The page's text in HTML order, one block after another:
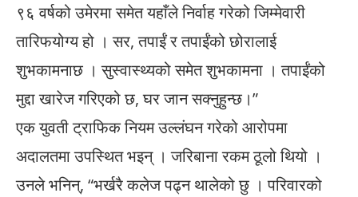
९६ वर्षको उमेरमा समेत यहाँले निर्वाह गरेको जिम्मेवारी
तारिफयोग्य हो । सर, तपाईं र तपाईंको छोरालाई
शुभकामनाछ । सुस्वास्थ्यको समेत शुभकामना । तपाईंको
मुद्दा खारेज गरिएको छ, घर जान सक्नुहुन्छ।”
एक युवती ट्राफिक नियम उल्लंघन गरेको आरोपमा
अदालतमा उपस्थित भइन् । जरिबाना रकम ठूलो थियो ।
उनले भनिन्, “भर्खरै कलेज पढ्न थालेको छु । परिवारको